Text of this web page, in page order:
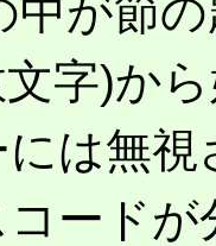
中が節
字)か
は無
ード